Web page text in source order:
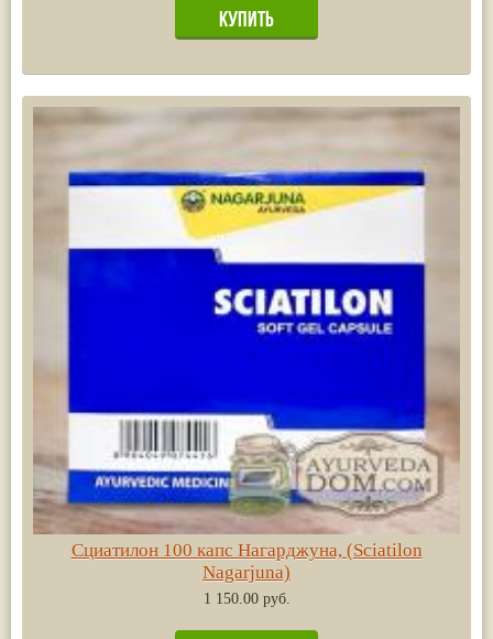
Сциатилон 100 капс Нагарджуна, (Sciatilon
Nagarjuna)
1 150.00 руб.